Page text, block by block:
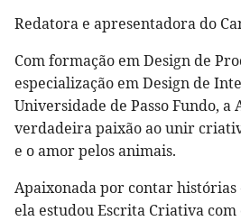
Redatora e apresentadora do
Com formação em Design de
especialização em Design de
Universidade de Passo Fundo, a
verdadeira paixão ao unir
e o amor pelos animais.
Apaixonada por contar histórias
ela estudou Escrita Criativa